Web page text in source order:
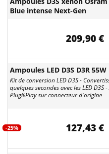
Blue intense Next-Gen
209,90 €
Ampoules LED D3S D3R
Kit de conversion LED D3S -
quelques secondes avec les LED
Plug&Play sur connecteur d'origine
-25% 127,43 €